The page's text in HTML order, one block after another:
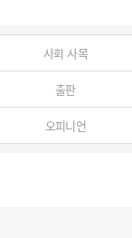
사회 사목
출판
오피니언